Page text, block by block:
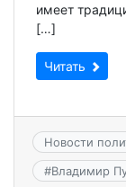
имеет
[…]
Читать
Новости
#Владимир